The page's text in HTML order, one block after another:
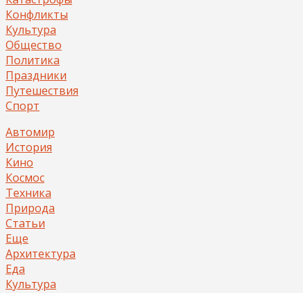
Конфликты
Культура
Общество
Политика
Праздники
Путешествия
Спорт
Автомир
История
Кино
Космос
Техника
Природа
Статьи
Еще
Архитектура
Еда
Культура